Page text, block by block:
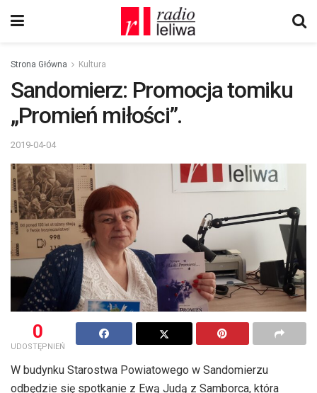
Strona Główna Kultura
Sandomierz: Promocja tomiku
„Promień miłości”.
2019-04-04
0
UDOSTĘPNIEŃ
W budynku Starostwa Powiatowego w Sandomierzu
odbędzie się spotkanie z Ewą Judą z Samborca, która